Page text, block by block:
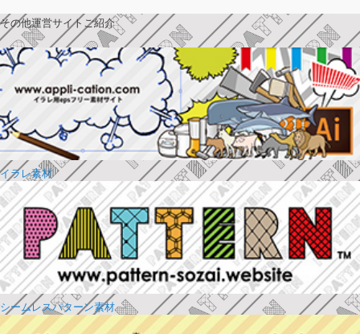
その他運営サイトご紹介
イラレ素材
シームレスパターン素材